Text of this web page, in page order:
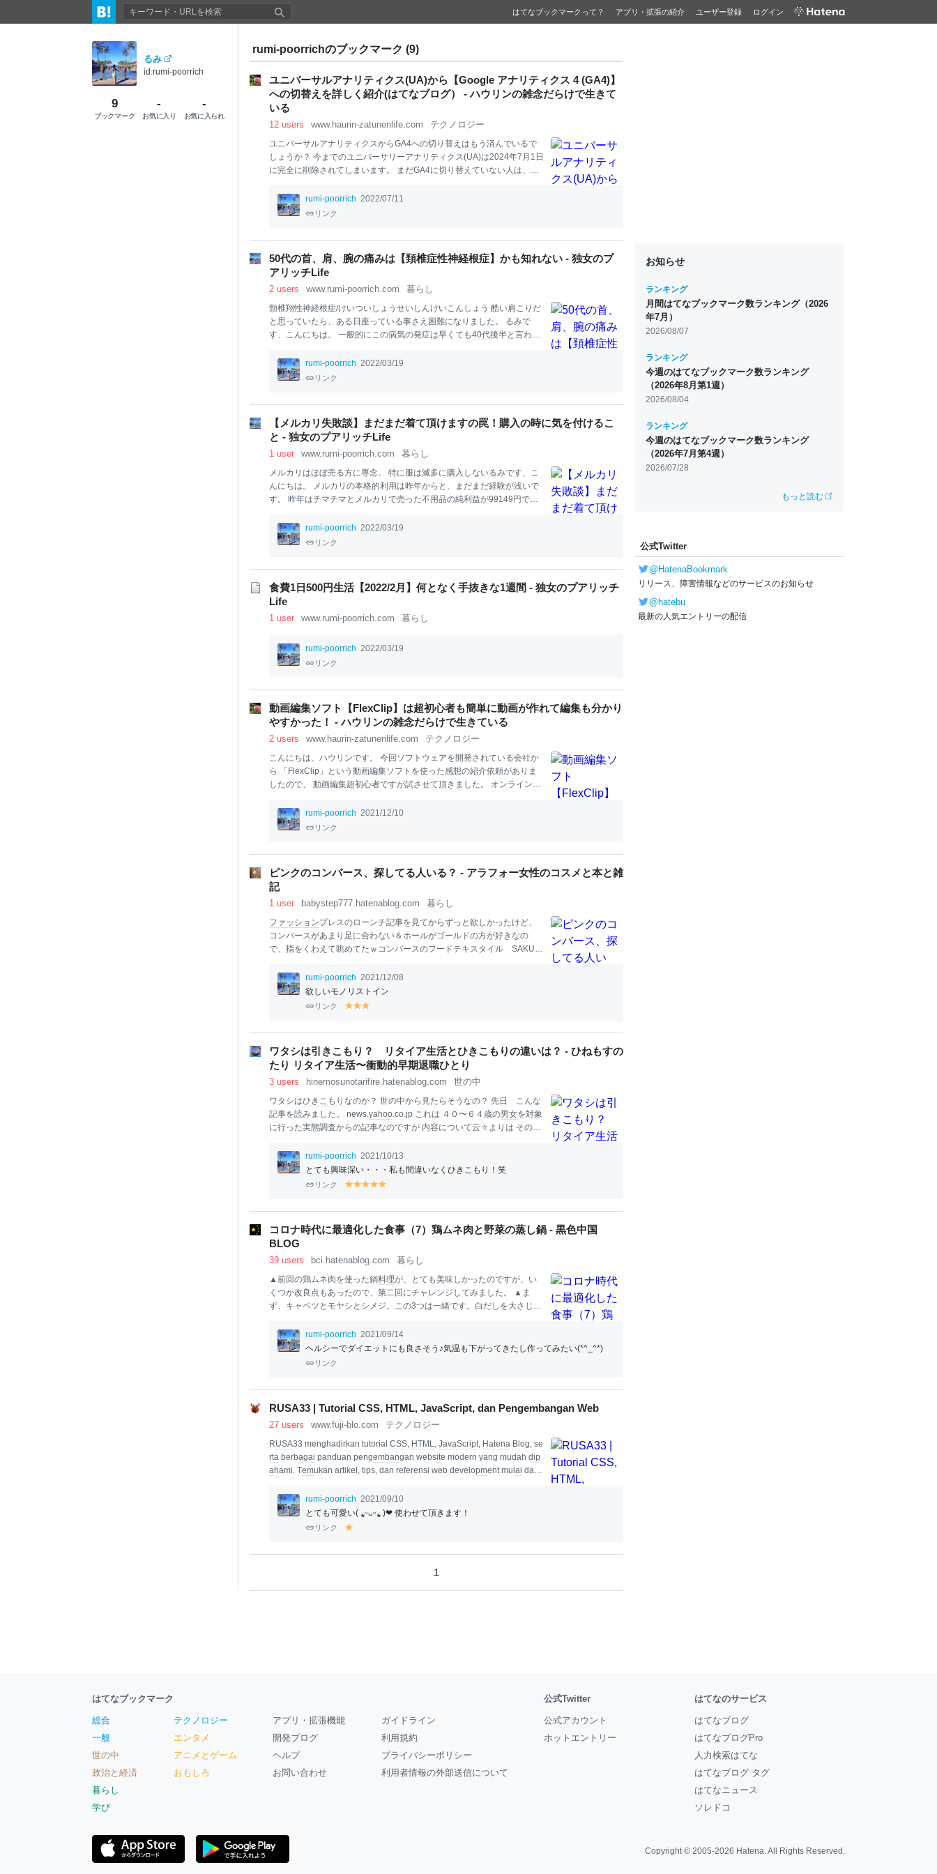
はてなブックマークって？ アプリ・拡張の紹介 ユーザー登録 ログイン
るみ
id:rumi-poorrich
9
ブックマーク
-
お気に入り
-
お気に入られ
rumi-poorrichのブックマーク (9)
ユニバーサルアナリティクス(UA)から【Google アナリティクス 4 (GA4)】
への切替えを詳しく紹介(はてなブログ） - ハウリンの雑念だらけで生きて
いる
12 users www.haurin-zatunenlife.com テクノロジー
ユニバーサルアナリティクスからGA4への切り替えはもう済んでいるで
しょうか？ 今までのユニバーサリーアナリティクス(UA)は2024年7月1日
に完全に削除されてしまいます。 まだGA4に切り替えていない人は、ア
A)プロパティと一致するいくつかの基
るという事だったので、されてるのだろうと思います。 まだ切り替えて
なブログの方でも準備が出来ていないみたいだったのでまだ余裕がある
からいいやとスルーしてたのですが、
A4追加の準備が出来てたみたいなので忘れる
rumi-poorrich 2022/07/11
リンク
50代の首、肩、腕の痛みは【頚椎症性神経根症】かも知れない - 独女のプ
アリッチLife
2 users www.rumi-poorrich.com 暮らし
頸椎翔性神経根症/けいついしょうせいしんけいこんしょう 酷い肩こりだ
と思っていたら、ある日座っている事さえ困難になりました。 るみで
す、こんにちは。 一般的にこの病気の発症は早くても40代後半と言われ
なるかも知れません。 頚椎症性神経根症 右肩の痛みで検索すると四十肩
ばかりH ITする 整形外科に行く前にチェックすべきこと 処方された薬＆
す。 私の場合は第5、第6辺りの頸椎が潰れているようで 神経の通り道を
圧迫していました。 潰れている場所によっては左半身の可能性もあった
のだと思います。 原因は簡単に言えば加齢なのですが も
rumi-poorrich 2022/03/19
リンク
【メルカリ失敗談】まだまだ着て頂けますの罠！購入の時に気を付けるこ
と - 独女のプアリッチLife
1 user www.rumi-poorrich.com 暮らし
メルカリはほぼ売る方に専念。 特に服は滅多に購入しないるみです、こ
んにちは。 メルカリの本格的利用は昨年からと、まだまだ経験が浅いで
す。 昨年はチマチマとメルカリで売った不用品の純利益が99149円でし
など、高額なモノは無かったけれど チリツモを実感しました。 美品で
当にまだまだ着られる服が手に入る反面 「えっ！？これで金取る？」 っ
が、初めてメルカリで購入したスカートがまさにソレでした。 レストロ
ーズの黒いスカート。 写真では
ました。。。っが 実際届いたソレは着用感満載、写真では分
rumi-poorrich 2022/03/19
リンク
食費1日500円生活【2022/2月】何となく手抜きな1週間 - 独女のプアリッチ
Life
1 user www.rumi-poorrich.com 暮らし
rumi-poorrich 2022/03/19
リンク
動画編集ソフト【FlexClip】は超初心者も簡単に動画が作れて編集も分かり
やすかった！ - ハウリンの雑念だらけで生きている
2 users www.haurin-zatunenlife.com テクノロジー
こんにちは、ハウリンです。 今回ソフトウェアを開発されている会社か
ら 「FlexClip」という動画編集ソフトを使った感想の紹介依頼がありま
したので、 動画編集超初心者ですが試させて頂きました。 オンラインで
という事で、使い方や感想など載せてみます。 ビジネスプランで試させ
て進めていきます。 FlexClipに登録する(アカウントを作る) プランの選
みで作ってみたのですが、もの凄く簡単に作れました。 超初心者でもこ
れくらいの物が作れるなんて、 ちょっと動画制作やってみたくなります
ね！ pic.twitte
rumi-poorrich 2021/12/10
リンク
ピンクのコンバース、探してる人いる？ - アラフォー女性のコスメと本と雑
記
1 user babystep777.hatenablog.com 暮らし
ファッションプレスのローンチ記事を見てからずっと欲しかったけど、
コンバースがあまり足に合わない＆ホールがゴールドの方が好きなの
で、指をくわえて眺めてたｗコンバースのフードテキスタイル SAKUR
ょ！！！と思い切って買ったのですが、 【期間限定クーポン配布中】co
verseコンバース ALL STAR FOOD
オールスターフードテキスタイルHI 1CL509 サクラ レディース シューズ
307円＼(^_^)／※買い回りで＋3倍になっている私の場
rumi-poorrich 2021/12/08
欲しいモノリストイン
リンク
y
lo
w
y
lo
w
lo
w
ワタシは引きこもり？ リタイア生活とひきこもりの違いは？ - ひねもすの
たり リタイア生活〜衝動的早期退職ひとり
3 users hinemosunotarifire.hatenablog.com 世の中
ワタシはひきこもり なのか？ 世の中から見たらそうなの？ 先日 こんな
記事を読みました。 news.yahoo.co.jp これは ４０〜６４歳の男女を対象
に行った実態調査からの記事なのですが 内容について云々よりは その
実施とのことなので その時にも話題になったのかな。 www.nikkei.com
それで最初の記事を読んでみると 内閣府が定義づけした ひきこもり
１ 普段は家にいるが、近所のコンビニになどは出かける ２ 自室から
がひきこもりだという。 ただし病気や 仕事が理由で家にこもってる場
合は除外。 しかし専業主婦
rumi-poorrich 2021/10/13
とても興味深い・・・私も間違いなくひきこもり！笑
リンク
y
lo
w
y
lo
w
y
lo
w
y
lolo
コロナ時代に最適化した食事（7）鶏ムネ肉と野菜の蒸し鍋 - 黒色中国
BLOG
39 users bci.hatenablog.com 暮らし
▲前回の鶏ムネ肉を使った鍋料理が、とても美味しかったのですが、い
くつか改良点もあったので、第二回にチャレンジしてみました。 ▲ま
ず、キャベツとモヤシとシメジ。この3つは一緒です。白だしを大さじ1
で先に蒸します。 ▲3分ぐらい加熱したらこんな感じ。 ▲それから下味
＋砂糖で保水処理をした鶏ムネ肉を投入。まんべんなく敷き詰めて、蒸
気を無駄なく使えるようにします。 ▲その上に、小松菜を載せて、フタ
水処理をしてもパサパサになってくるけど、野菜は5分以上蒸さないとち
ゃんと火が通らないので、先に野菜だけで蒸して、後で
いう
rumi-poorrich 2021/09/14
ヘルシーでダイエットにも良さそう♪気温も下がってきたし作ってみたい(*^_^*)
リンク
RUSA33 | Tutorial CSS, HTML, JavaScript, dan Pengembangan Web
27 users www.fuji-blo.com テクノロジー
RUSA33 menghadirkan tutorial CSS, HTML, JavaScript, Hatena Bl og, se
rta berbagai panduan pengembangan website modern yang mudah dip
ahami. Temukan artikel, tips, dan referensi web development mul ai dari
an coding Anda. Keyword Terkait : R
Tutorial JavaScriptPeng embangan Web Web Develo
rumi-poorrich 2021/09/10
とても可愛い( ⁎ᵕᴗᵕ⁎ )❤︎ 使わせて頂きます！
リンク
lo
1
お知らせ
ランキング
月間はてなブックマーク数ランキング（2026
年7月）
2026/08/07
ランキング
今週のはてなブックマーク数ランキング
（2026年8月第1週）
2026/08/04
ランキング
今週のはてなブックマーク数ランキング
（2026年7月第4週）
2026/07/28
もっと読む
公式Twitter
@HatenaBookmark
リリース、障害情報などのサービスのお知らせ
@hatebu
最新の人気エントリーの配信
はてなブックマーク
総合
一般
世の中
政治と経済
暮らし
学び
テクノロジー
エンタメ
アニメとゲーム
おもしろ
アプリ・拡張機能
開発ブログ
ヘルプ
お問い合わせ
ガイドライン
利用規約
プライバシーポリシー
利用者情報の外部送信について
公式Twitter
公式アカウント
ホットエントリー
はてなのサービス
はてなブログ
はてなブログPro
人力検索はてな
はてなブログ タグ
はてなニュース
ソレドコ
Copyright © 2005-2026 Hatena. All Rights Reserved.